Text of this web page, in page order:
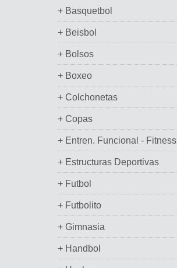
+ Basquetbol
+ Beisbol
+ Bolsos
+ Boxeo
+ Colchonetas
+ Copas
+ Entren. Funcional - Fitness
+ Estructuras Deportivas
+ Futbol
+ Futbolito
+ Gimnasia
+ Handbol